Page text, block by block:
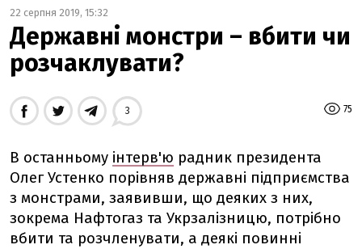
22 серпня 2019, 15:32
Державні монстри – вбити чи
розчаклувати?
75
3
В останньому інтерв'ю радник президента
Олег Устенко порівняв державні підприємства
з монстрами, заявивши, що деяких з них,
зокрема Нафтогаз та Укрзалізницю, потрібно
вбити та розчленувати, а деякі повинні